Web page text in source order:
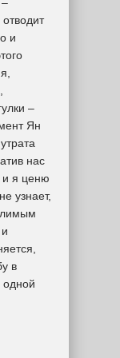
и
–
Ян
нас
и я ценю
узнает,
в
одной